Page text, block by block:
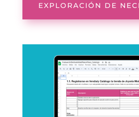
EXPLORACIÓN DE